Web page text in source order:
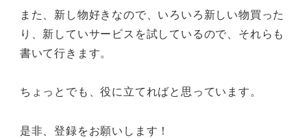
また、新し物好きなので、いろいろ新しい物買った
り、新していサービスを試しているので、それらも
書いて行きます。
ちょっとでも、役に立てればと思っています。
是非、登録をお願いします！